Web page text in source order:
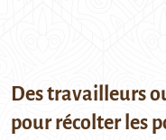
Des travailleurs
pour récolter les